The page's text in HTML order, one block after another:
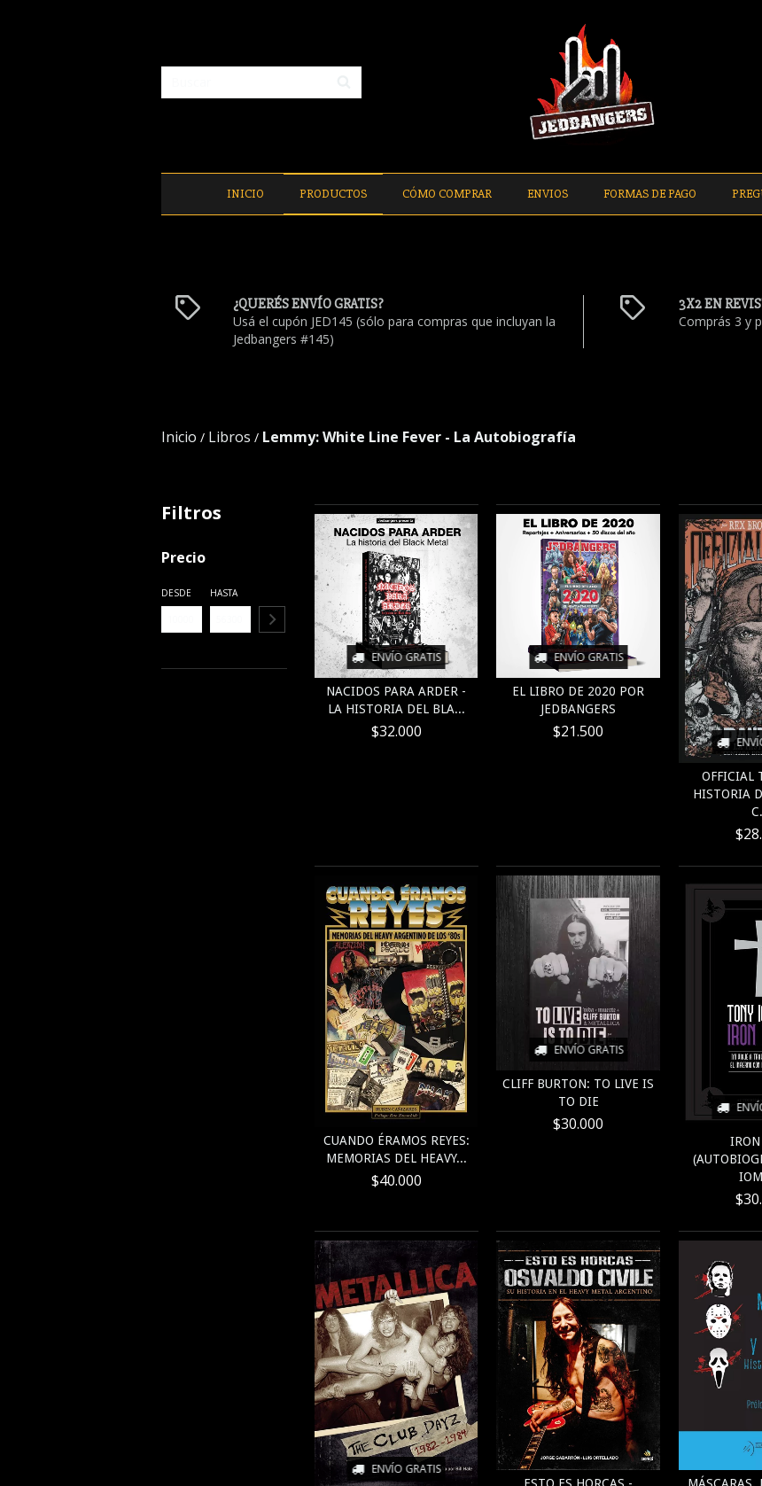
INICIO PRODUCTOS CÓMO COMPRAR ENVIOS FORMAS DE PAGO
¿QUERÉS ENVÍO GRATIS?
Usá el cupón JED145 (sólo para compras que incluyan la
Jedbangers #145)
3X2 EN
Comprás 3 y
Inicio / Libros / Lemmy: White Line Fever - La Autobiografía
Filtros
Precio
DESDE HASTA
ENVÍO GRATIS
NACIDOS PARA ARDER -
LA HISTORIA DEL BLA...
$32.000
ENVÍO GRATIS
EL LIBRO DE 2020 POR
JEDBANGERS
$21.500
OFFICIAL
HISTORIA
CUANDO ÉRAMOS REYES:
MEMORIAS DEL HEAVY...
$40.000
ENVÍO GRATIS
CLIFF BURTON: TO LIVE IS
TO DIE
$30.000
ENVÍO GRATIS